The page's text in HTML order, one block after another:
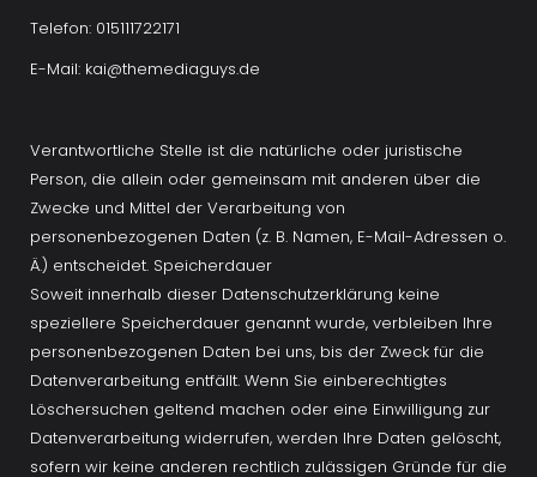
Telefon: 015111722171
E-Mail: kai@themediaguys.de
Verantwortliche Stelle ist die natürliche oder juristische
Person, die allein oder gemeinsam mit anderen über die
Zwecke und Mittel der Verarbeitung von
personenbezogenen Daten (z. B. Namen, E-Mail-Adressen o.
Ä.) entscheidet. Speicherdauer
Soweit innerhalb dieser Datenschutzerklärung keine
speziellere Speicherdauer genannt wurde, verbleiben Ihre
personenbezogenen Daten bei uns, bis der Zweck für die
Datenverarbeitung entfällt. Wenn Sie einberechtigtes
Löschersuchen geltend machen oder eine Einwilligung zur
Datenverarbeitung widerrufen, werden Ihre Daten gelöscht,
sofern wir keine anderen rechtlich zulässigen Gründe für die